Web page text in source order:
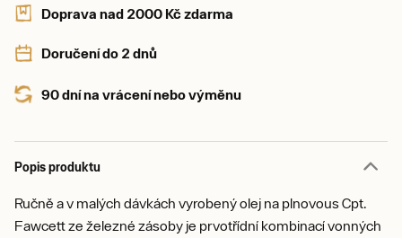
Doprava nad 2000 Kč zdarma
Doručení do 2 dnů
90 dní na vrácení nebo výměnu
Popis produktu
Ručně a v malých dávkách vyrobený olej na plnovous Cpt.
Fawcett ze železné zásoby je prvotřídní kombinací vonných